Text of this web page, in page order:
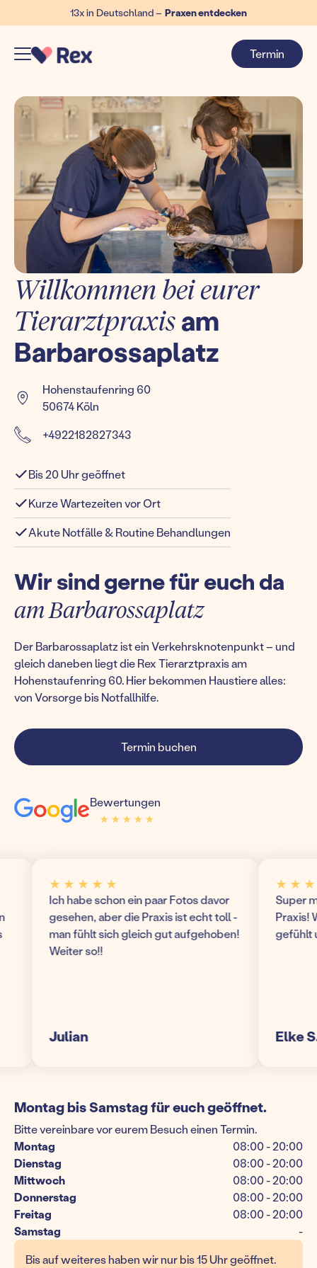
13x in Deutschland – Praxen entdecken
Termin
Willkommen bei eurer
Tierarztpraxisam
Barbarossaplatz
Hohenstaufenring 60
50674 Köln
+4922182827343
Bis 20 Uhr geöffnet
Kurze Wartezeiten vor Ort
Akute Notfälle & Routine Behandlungen
Wir sind gerne für euch da
am Barbarossaplatz
Der Barbarossaplatz ist ein Verkehrsknotenpunkt – und
gleich daneben liegt die Rex Tierarztpraxis am
Hohenstaufenring 60. Hier bekommen Haustiere alles:
von Vorsorge bis Notfallhilfe.
Termin buchen
Bewertungen
★ ★ ★ ★ ★
★ ★ ★ ★ ★
★ ★ ★ ★ ★
Ich habe schon ein paar Fotos davor
gesehen, aber die Praxis ist echt toll -
man fühlt sich gleich gut aufgehoben!
Weiter so!!
Julian
★ ★ ★ ★ ★
Super
Praxis! Wir
gefühlt und
Elke S.
Montag bis Samstag für euch geöffnet.
Bitte vereinbare vor eurem Besuch einen Termin.
Montag
08:00 - 20:00
Dienstag
08:00 - 20:00
Mittwoch
08:00 - 20:00
Donnerstag
08:00 - 20:00
Freitag
08:00 - 20:00
Samstag
-
Bis auf weiteres haben wir nur bis 15 Uhr geöffnet.